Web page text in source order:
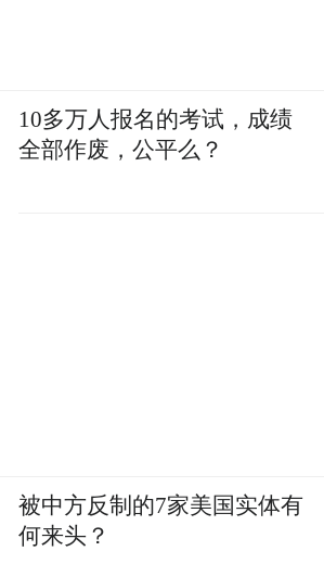
10多万人报名的考试，成绩
全部作废，公平么？
被中方反制的7家美国实体有
何来头？